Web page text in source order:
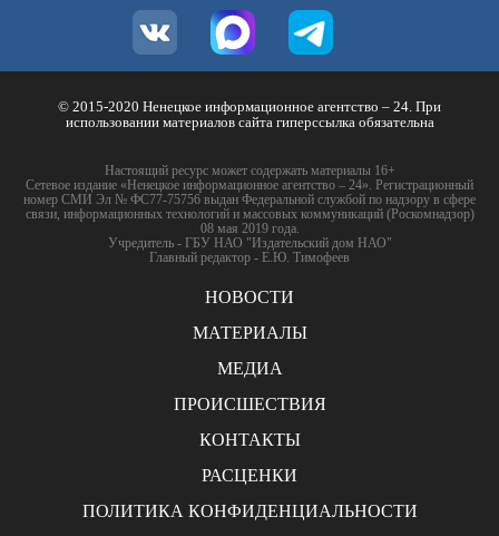
© 2015-2020 Ненецкое информационное агентство – 24. При
использовании материалов сайта гиперссылка обязательна
Настоящий ресурс может содержать материалы 16+
Сетевое издание «Ненецкое информационное агентство – 24». Регистрационный
номер СМИ Эл № ФС77-75756 выдан Федеральной службой по надзору в сфере
связи, информационных технологий и массовых коммуникаций (Роскомнадзор)
08 мая 2019 года.
Учредитель - ГБУ НАО "Издательский дом НАО"
Главный редактор - Е.Ю. Тимофеев
НОВОСТИ
МАТЕРИАЛЫ
МЕДИА
ПРОИСШЕСТВИЯ
КОНТАКТЫ
РАСЦЕНКИ
ПОЛИТИКА КОНФИДЕНЦИАЛЬНОСТИ